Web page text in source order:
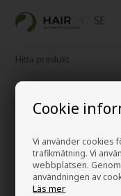
Cookie
Vi använder cookies
trafikmätning. Vi
webbplatsen.
användningen av
Läs mer